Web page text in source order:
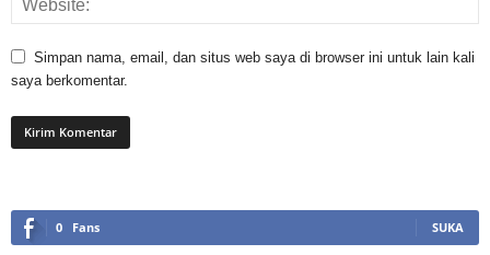
Simpan nama, email, dan situs web saya di browser ini untuk lain kali
saya berkomentar.
0 Fans SUKA